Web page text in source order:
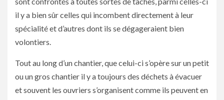
il y a bien sûr celles qui incombent directement à leur
spécialité et d’autres dont ils se dégageraient bien
volontiers.
Tout au long d’un chantier, que celui-ci s’opère sur un petit
ou un gros chantier il y a toujours des déchets à évacuer
et souvent les ouvriers s’organisent comme ils peuvent en